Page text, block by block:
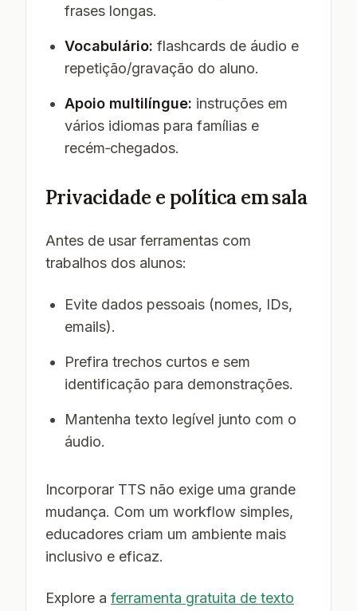
frases longas.
Vocabulário: flashcards de áudio e
repetição/gravação do aluno.
Apoio multilíngue: instruções em
vários idiomas para famílias e
recém‑chegados.
Privacidade e política em sala
Antes de usar ferramentas com
trabalhos dos alunos:
Evite dados pessoais (nomes, IDs,
emails).
Prefira trechos curtos e sem
identificação para demonstrações.
Mantenha texto legível junto com o
áudio.
Incorporar TTS não exige uma grande
mudança. Com um workflow simples,
educadores criam um ambiente mais
inclusivo e eficaz.
Explore a ferramenta gratuita de texto